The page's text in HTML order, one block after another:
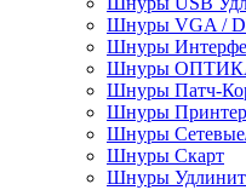
Шнуры VGA /
Шнуры
Шнуры
Шнуры Патч-
Шнуры Принтер
Шнуры
Шнуры Скарт
Шнуры